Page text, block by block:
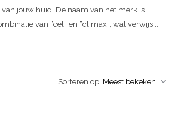
jouw huid! De naam van het merk is
van “cel” en “climax”, wat verwijs...
Sorteren op: